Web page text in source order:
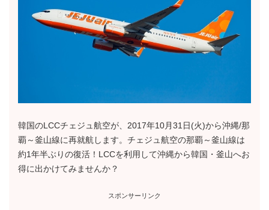
韓国のLCCチェジュ航空が、2017年10月31日(火)から沖縄/那
覇～釜山線に再就航します。チェジュ航空の那覇～釜山線は
約1年半ぶりの復活！LCCを利用して沖縄から韓国・釜山へお
得に出かけてみませんか？
スポンサーリンク